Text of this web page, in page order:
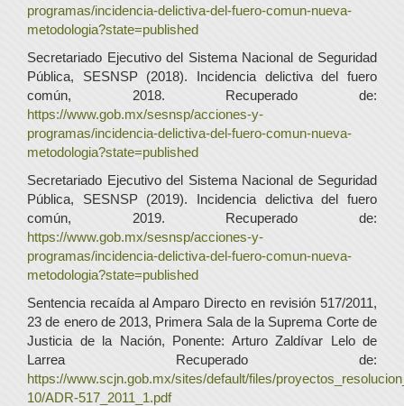
programas/incidencia-delictiva-del-fuero-comun-nueva-
metodologia?state=published
Secretariado Ejecutivo del Sistema Nacional de Seguridad
Pública, SESNSP (2018). Incidencia delictiva del fuero
común, 2018. Recuperado de:
https://www.gob.mx/sesnsp/acciones-y-
programas/incidencia-delictiva-del-fuero-comun-nueva-
metodologia?state=published
Secretariado Ejecutivo del Sistema Nacional de Seguridad
Pública, SESNSP (2019). Incidencia delictiva del fuero
común, 2019. Recuperado de:
https://www.gob.mx/sesnsp/acciones-y-
programas/incidencia-delictiva-del-fuero-comun-nueva-
metodologia?state=published
Sentencia recaída al Amparo Directo en revisión 517/2011,
23 de enero de 2013, Primera Sala de la Suprema Corte de
Justicia de la Nación, Ponente: Arturo Zaldívar Lelo de
Larrea Recuperado de:
https://www.scjn.gob.mx/sites/default/files/
10/ADR-517_2011_1.pdf